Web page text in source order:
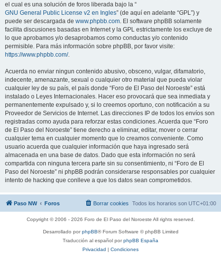
el cual es una solución de foros liberada bajo la “
GNU General Public License v2 en Ingles” (de aquí en adelante “GPL”) y
puede ser descargada de www.phpbb.com. El software phpBB solamente
facilita discusiones basadas en Internet y la GPL estrictamente los excluye de
lo que aprobamos y/o desaprobamos como conductas y/o contenido
permisible. Para más información sobre phpBB, por favor visite:
https://www.phpbb.com/.
Acuerda no enviar ningun contenido abusivo, obsceno, vulgar, difamatorio,
indecente, amenazante, sexual o cualquier otro material que pueda violar
cualquier ley de su país, el país donde “Foro de El Paso del Noroeste” está
instalado o Leyes Internacionales. Hacer eso provocará que sea inmediata y
permanentemente expulsado y, si lo creemos oportuno, con notificación a su
Proveedor de Servicios de Internet. Las direcciones IP de todos los envíos son
registradas como ayuda para reforzar estas condiciones. Acuerda que “Foro
de El Paso del Noroeste” tiene derecho a eliminar, editar, mover o cerrar
cualquier tema en cualquier momento que lo creamos conveniente. Como
usuario acuerda que cualquier información que haya ingresado será
almacenada en una base de datos. Dado que esta información no será
compartida con ninguna tercera parte sin su consentimiento, ni “Foro de El
Paso del Noroeste” ni phpBB podrán considerarse responsables por cualquier
intento de hacking que conlleve a que los datos sean comprometidos.
Paso NW Foros Todos los horarios son UTC+01:00
Borrar cookies
Copyright © 2006 - 2026 Foro de El Paso del Noroeste All rights reserved.
Desarrollado porphpBB® Forum Software © phpBB Limited
Traducción al español porphpBB España
Privacidad | Condiciones